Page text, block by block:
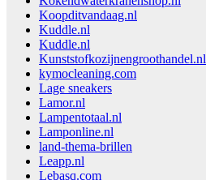
Koopditvandaag.nl
Kuddle.nl
Kuddle.nl
Kunststofkozijnengroothandel.nl
kymocleaning.com
Lage sneakers
Lamor.nl
Lampentotaal.nl
Lamponline.nl
land-thema-brillen
Leapp.nl
Lebasq.com